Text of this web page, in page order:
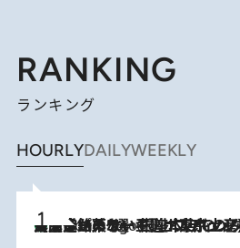
RANKING
ランキング
HOURLYDAILYWEEKLY
4 Hours Ago
【間違いのない王道・東京土産】資生堂パーラー 銀座本店でのみ出会える銘菓5選《極上プディング・濃厚チーズケーキ・ボンボンショコラほか》